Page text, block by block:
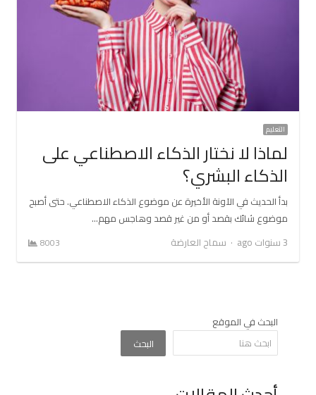
التعليم
لماذا لا نختار الذكاء الاصطناعي على
الذكاء البشري؟
بدأ الحديث في الآونة الأخيرة عن موضوع الذكاء الاصطناعي. حتى أصبح
موضوع شائك بقصد أو من غير قصد وهاجس مهم…
3 سنوات ago
Author
سماح العارضة 8003
البحث في الموقع
البحث